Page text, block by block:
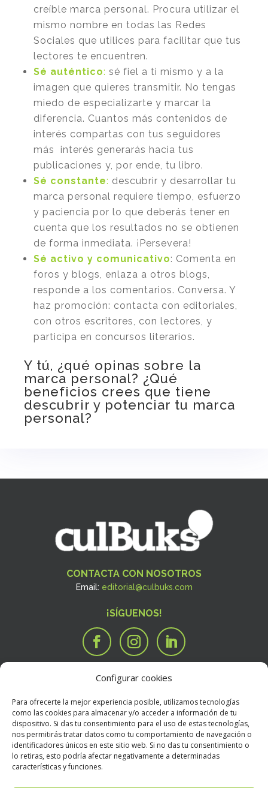
Configurar cookies
Para ofrecerte la mejor experiencia posible, utilizamos tecnologías
como las cookies para almacenar y/o acceder a información de tu
dispositivo. Si das tu consentimiento para el uso de estas tecnologías,
nos permitirás tratar datos como tu comportamiento de navegación o
identificadores únicos en este sitio web. Si no das tu consentimiento o
lo retiras, esto podría afectar negativamente a determinadas
características y funciones.
creíble marca personal. Procura utilizar el
mismo nombre en todas las Redes
Sociales que utilices para facilitar que tus
lectores te encuentren.
Sé auténtico: sé fiel a ti mismo y a la
imagen que quieres transmitir. No tengas
miedo de especializarte y marcar la
diferencia. Cuantos más contenidos de
interés compartas con tus seguidores
más interés generarás hacia tus
publicaciones y, por ende, tu libro.
Sé constante: descubrir y desarrollar tu
marca personal requiere tiempo, esfuerzo
y paciencia por lo que deberás tener en
cuenta que los resultados no se obtienen
de forma inmediata. ¡Persevera!
Sé activo y comunicativo: Comenta en
foros y blogs, enlaza a otros blogs,
responde a los comentarios. Conversa. Y
haz promoción: contacta con editoriales,
con otros escritores, con lectores, y
participa en concursos literarios.
Y tú, ¿qué opinas sobre la
marca personal? ¿Qué
beneficios crees que tiene
descubrir y potenciar tu marca
personal?
CONTACTA CON NOSOTROS
Email: editorial@culbuks.com
¡SÍGUENOS!
iTengo un manuscrito
RNecesito que alguien valore mi libro
BOOKSTORE
ECondiciones Generales de Contratación
E Política de devoluciones
Política de envíos